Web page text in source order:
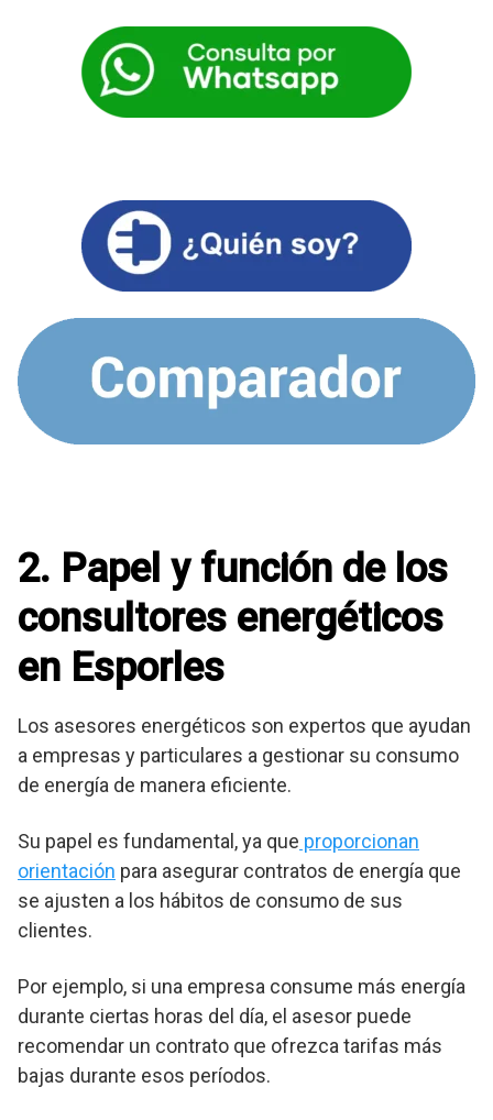
2. Papel y función de los
consultores energéticos
en Esporles
Los asesores energéticos son expertos que ayudan
a empresas y particulares a gestionar su consumo
de energía de manera eficiente.
Su papel es fundamental, ya que proporcionan
orientación para asegurar contratos de energía que
se ajusten a los hábitos de consumo de sus
clientes.
Por ejemplo, si una empresa consume más energía
durante ciertas horas del día, el asesor puede
recomendar un contrato que ofrezca tarifas más
bajas durante esos períodos.